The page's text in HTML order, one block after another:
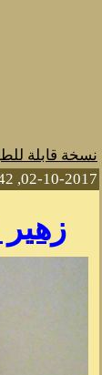
نسخة قابلة
02-10-2017, 11:42 AM